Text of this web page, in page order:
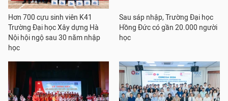
Hơn 700 cựu sinh viên K41
Trường Đại học Xây dựng Hà
Nội hội ngộ sau 30 năm nhập
học
Sau sáp nhập, Trường Đại học
Hồng Đức có gần 20.000 người
học